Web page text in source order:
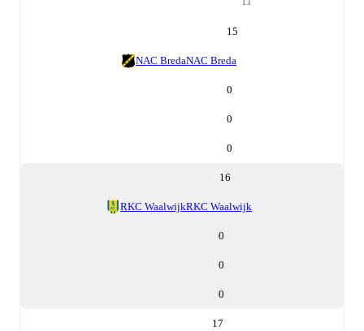
15
NAC BredaNAC Breda
0
0
0
16
RKC WaalwijkRKC Waalwijk
0
0
0
17